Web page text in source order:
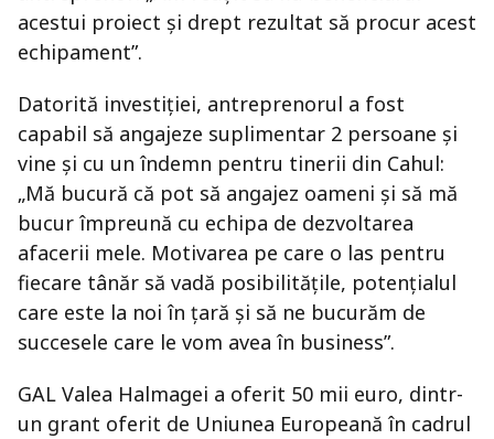
acestui proiect și drept rezultat să procur acest
echipament”.
Datorită investiției, antreprenorul a fost
capabil să angajeze suplimentar 2 persoane și
vine și cu un îndemn pentru tinerii din Cahul:
„Mă bucură că pot să angajez oameni și să mă
bucur împreună cu echipa de dezvoltarea
afacerii mele. Motivarea pe care o las pentru
fiecare tânăr să vadă posibilitățile, potențialul
care este la noi în țară și să ne bucurăm de
succesele care le vom avea în business”.
GAL Valea Halmagei a oferit 50 mii euro, dintr-
un grant oferit de Uniunea Europeană în cadrul